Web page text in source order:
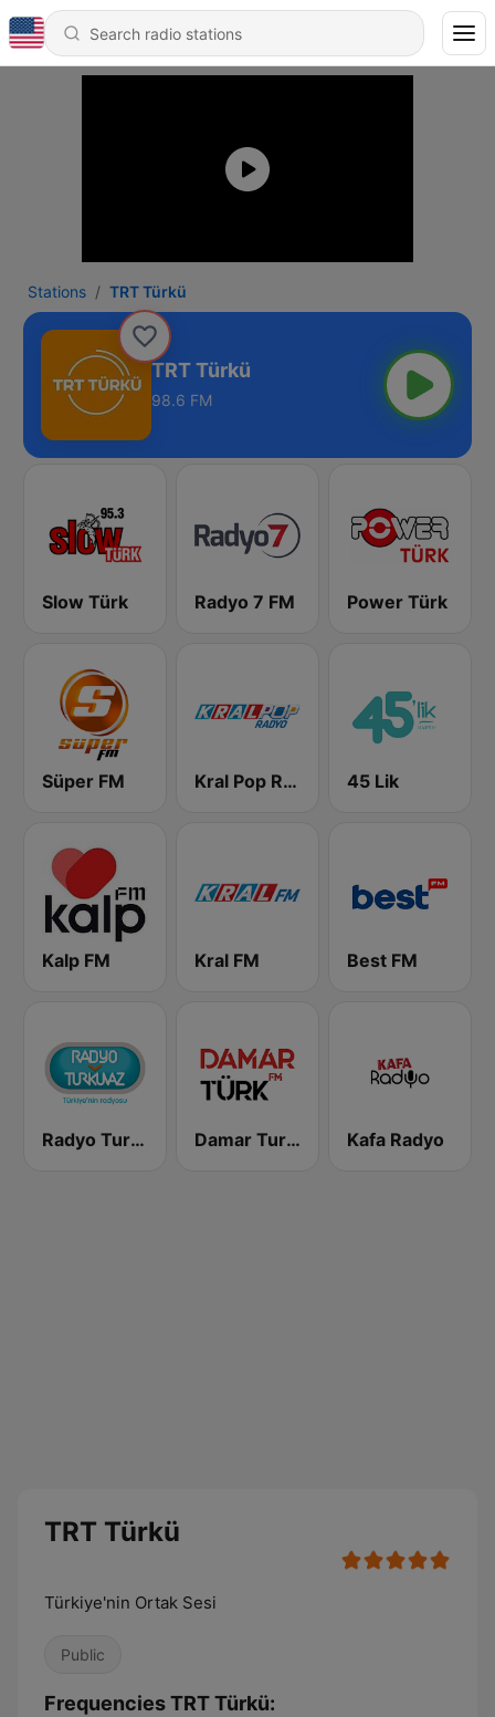
Stations TRT Türkü
TRT Türkü
98.6 FM
Slow Türk Radyo 7 FM Power Türk
Süper FM Kral Pop Radyo 45 Lik
Kalp FM Kral FM Best FM
Radyo Turkuvaz Damar Turk FM Kafa Radyo
TRT Türkü
Türkiye'nin Ortak Sesi
Public
Frequencies TRT Türkü: